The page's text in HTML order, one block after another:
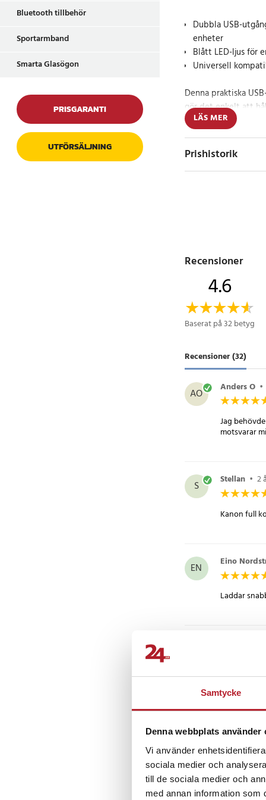
Samtycke
Denna webbplats använder
Vi använder
sociala medier och
till de sociala medier och
med annan information som
Bluetooth tillbehör
Sportarmband
Smarta Glasögon
PRISGARANTI
UTFÖRSÄLJNING
Dubbla USB-
enheter
Blått LED-ljus för
Universell
Denna praktiska
gör det enkelt att
bilresan. Anslut den
eller till ett 12V-
samtidigt. Den är
laddning på vägen
med USB-port.
och säker laddning
33 x 59 mm gör
den inte används.
Specifikation
- Utgångsspänning: 5V
- Uteffekt: 120W
- Utgångsström:
- Storlek: 33 x 59 mm
- Funktioner:
universell
LÄS MER
Prishistorik
Recensioner
4.6
Baserat på 32 betyg
Recensioner (32)
AO Anders O •
Jag
motsvarar
S Stellan • 2
Kanon full
EN Eino
Laddar
snabbt och
LA Lars-Olof
Mycket bra.